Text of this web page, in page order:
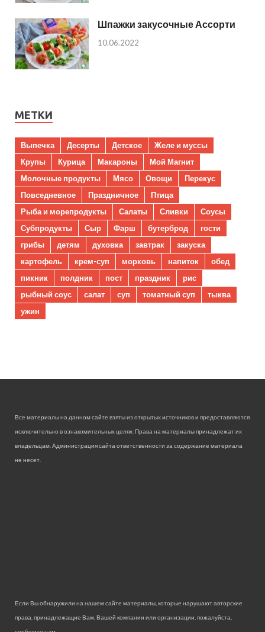
Шпажки закусочные Ассорти
10.06.2022
МЕТКИ
Выпечка Десерты Детское
Желе и муссы
Крупы
Курица Макароны
Мой Магнит
Молочные продукты
Мясо Овощи
Перекус
Повседневное
Праздничное
Птица
Рыба и морепродукты
Салаты Сливки
Соусы
Субпродукты
Сыр Фарш бутерброд
гости
грибы
детям духовка завтрак
закуска
картофель
крем-суп морковь напиток
обед
пикник
полдник пост праздник
рис
рыбный соус
салат суп томатный суп
тыква
ужин
Все материалы на данном сайте взяты из открытых источников и предоставляются
исключительно в ознакомительных целях. Права на материалы принадлежат их
владельцам. Администрация сайта ответственности за содержание материала
не несет.
Если Вы обнаружили на нашем сайте материалы, которые нарушают авторские
права, принадлежащие Вам, Вашей компании или организации, пожалуйста,